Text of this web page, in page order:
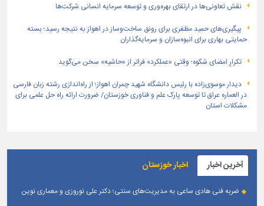
نقش تعاونی‌ها در ارتقای بهره‌وری و توسعه سرمایه انسانی شرکت‌ها
پیگیری‌های حمید مظفری برای رونق ساخت‌وساز در اهواز به نتیجه رسید؛ بسته
حمایتی بهاری برای انبوه‌سازان و سرمایه‌گذاران
تکرارِ امضای شکوه؛ وقتی «عملکرد» فراتر از «حاشیه» سخن می‌گوید
دیدار موسوی‌زاده با رئیس دانشگاه شهید چمران اهواز؛ از راه‌اندازی رشته زبان فارسی
در العماره عراق تا توسعه پارک علم و فناوری خوزستان/ ضرورت ارائه راه حل علمی برای
مشکلات استان
آخرین اخبار اخبار خوزستان
ضربه فنی هادی ساعی به مدیریت‌های سنتی؛ دکتر علی نوروزی و معماری نوین